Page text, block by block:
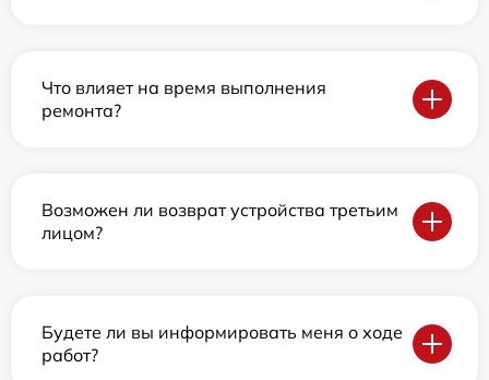
Что влияет на время выполнения
ремонта?
Возможен ли возврат устройства третьим
лицом?
Будете ли вы информировать меня о ходе
работ?